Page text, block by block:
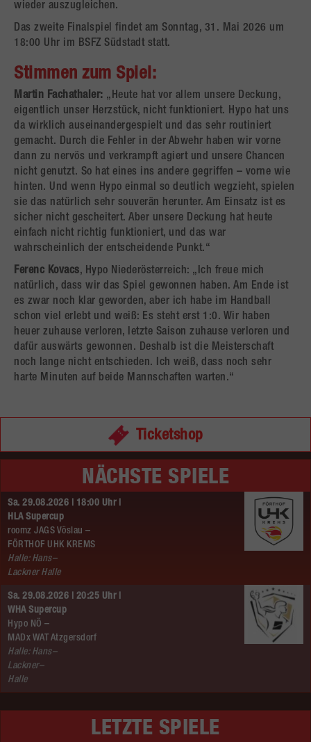
wieder auszugleichen.
Das zweite Finalspiel findet am Sonntag, 31. Mai 2026 um
18:00 Uhr im BSFZ Südstadt statt.
Stimmen zum Spiel:
Martin Fachathaler: „Heute hat vor allem unsere Deckung,
eigentlich unser Herzstück, nicht funktioniert. Hypo hat uns
da wirklich auseinandergespielt und das sehr routiniert
gemacht. Durch die Fehler in der Abwehr haben wir vorne
dann zu nervös und verkrampft agiert und unsere Chancen
nicht genutzt. So hat eines ins andere gegriffen – vorne wie
hinten. Und wenn Hypo einmal so deutlich wegzieht, spielen
sie das natürlich sehr souverän herunter. Am Einsatz ist es
sicher nicht gescheitert. Aber unsere Deckung hat heute
einfach nicht richtig funktioniert, und das war
wahrscheinlich der entscheidende Punkt.“
Ferenc Kovacs, Hypo Niederösterreich: „Ich freue mich
natürlich, dass wir das Spiel gewonnen haben. Am Ende ist
es zwar noch klar geworden, aber ich habe im Handball
schon viel erlebt und weiß: Es steht erst 1:0. Wir haben
heuer zuhause verloren, letzte Saison zuhause verloren und
dafür auswärts gewonnen. Deshalb ist die Meisterschaft
noch lange nicht entschieden. Ich weiß, dass noch sehr
harte Minuten auf beide Mannschaften warten.“
Ticketshop
NÄCHSTE SPIELE
Sa. 29.08.2026 | 18:00 Uhr |
HLA Supercup
roomz JAGS Vöslau –
FÖRTHOF UHK KREMS
Halle: Hans–
Lackner Halle
Sa. 29.08.2026 | 20:25 Uhr |
WHA Supercup
Hypo NÖ –
MADx WAT Atzgersdorf
Halle: Hans–
Lackner–
Halle
LETZTE SPIELE